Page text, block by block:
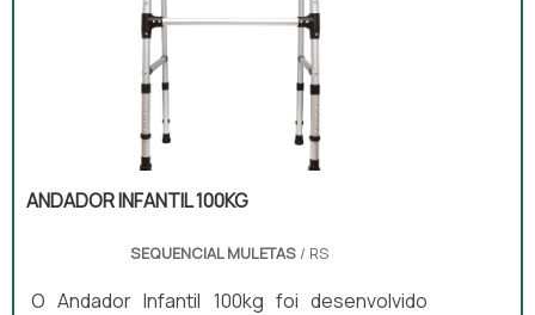
segurança e eficácia durante os exercícios.
ANDADOR INFANTIL 100KG
SEQUENCIAL MULETAS/ RS
O Andador Infantil 100kg foi desenvolvido